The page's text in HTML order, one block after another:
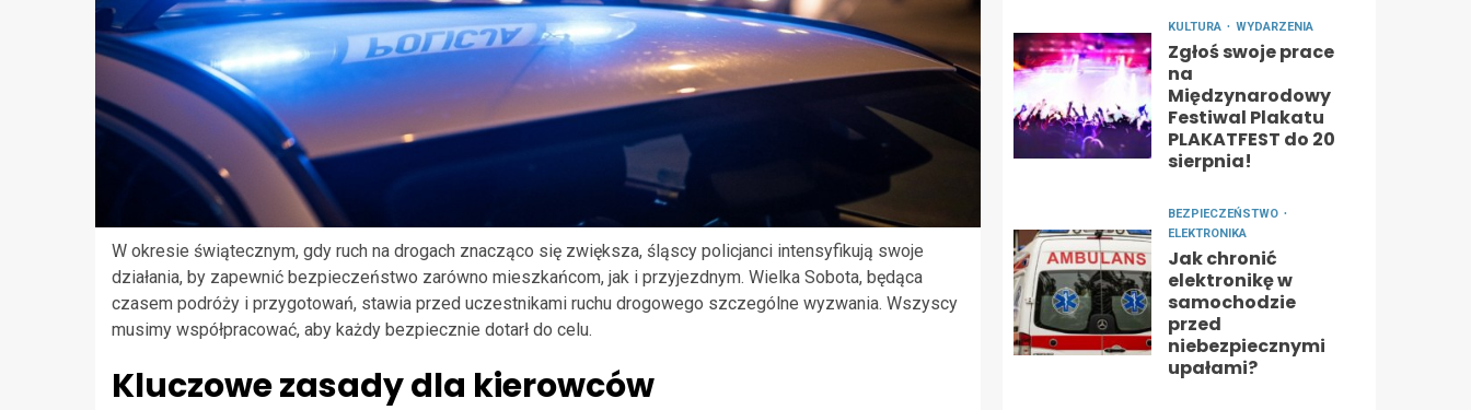
W okresie świątecznym, gdy ruch na drogach znacząco się zwiększa, śląscy policjanci intensyfikują swoje
działania, by zapewnić bezpieczeństwo zarówno mieszkańcom, jak i przyjezdnym. Wielka Sobota, będąca
czasem podróży i przygotowań, stawia przed uczestnikami ruchu drogowego szczególne wyzwania. Wszyscy
musimy współpracować, aby każdy bezpiecznie dotarł do celu.
Kluczowe zasady dla kierowców
KULTURA WYDARZENIA
Zgłoś swoje prace
na
Międzynarodowy
Festiwal Plakatu
PLAKATFEST do 20
sierpnia!
BEZPIECZEŃSTWO
ELEKTRONIKA
Jak chronić
elektronikę w
samochodzie
przed
niebezpiecznymi
upałami?